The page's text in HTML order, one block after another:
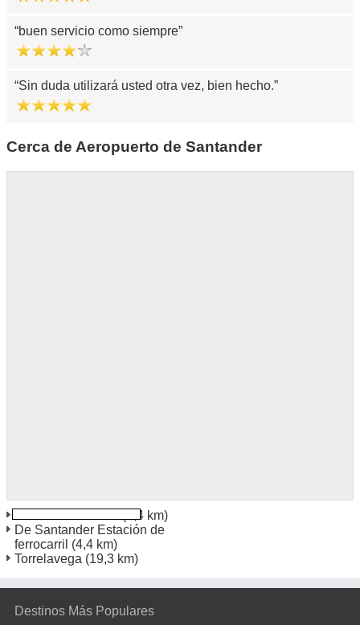
buen servicio como siempre
Sin duda utilizará usted otra vez, bien hecho.
Cerca de Aeropuerto de Santander
(3,4 km)
De Santander Estación de
ferrocarril (4,4 km)
Torrelavega (19,3 km)
Destinos Más Populares